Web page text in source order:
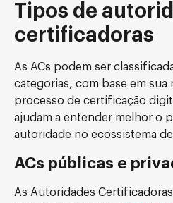
Tipos de
certificadoras
As ACs podem ser
categorias, com base em
processo de certificação
ajudam a entender melhor o
autoridade no ecossistema
ACs públicas e
As Autoridades